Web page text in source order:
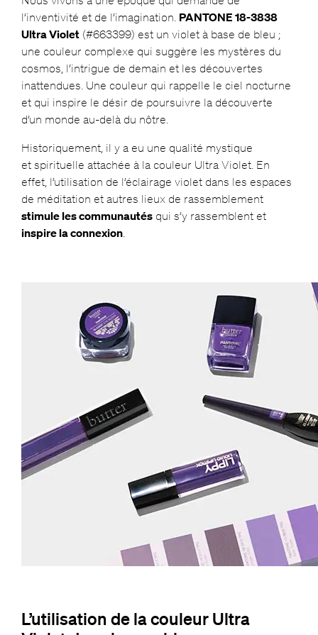
l’inventivité et de l’imagination. PANTONE 18-3838
Ultra Violet(#663399) est un violet à base de bleu ;
une couleur complexe qui suggère les mystères du
cosmos, l’intrigue de demain et les découvertes
inattendues. Une couleur qui rappelle le ciel nocturne
et qui inspire le désir de poursuivre la découverte
d’un monde au-delà du nôtre.
Historiquement, il y a eu une qualité mystique
et spirituelle attachée à la couleur Ultra Violet. En
effet, l’utilisation de l’éclairage violet dans les espaces
de méditation et autres lieux de rassemblement
stimule les communautésqui s’y rassemblent et
inspire la connexion.
L’utilisation de la couleur Ultra